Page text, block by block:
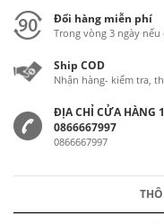
Đổi hàng miễn phí
Trong vòng 3 ngày nếu
Ship COD
Nhận hàng- kiểm tra,
ĐỊA CHỈ CỬA HÀNG
0866667997
0866667997